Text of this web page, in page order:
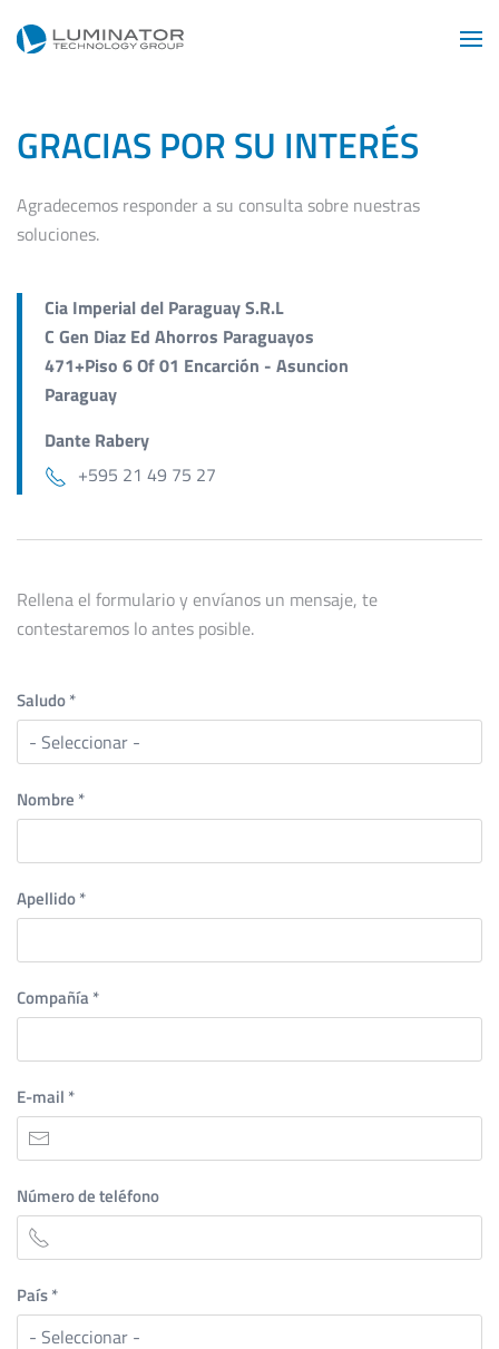
Skip to main content
GRACIAS POR SU INTERÉS
Agradecemos responder a su consulta sobre nuestras
soluciones.
Cia Imperial del Paraguay S.R.L
C Gen Diaz Ed Ahorros Paraguayos
471+Piso 6 Of 01 Encarción - Asuncion
Paraguay
Dante Rabery
+595 21 49 75 27
Rellena el formulario y envíanos un mensaje, te
contestaremos lo antes posible.
Saludo*
Nombre *
Apellido*
Compañía*
E-mail *
Número de teléfono
País*